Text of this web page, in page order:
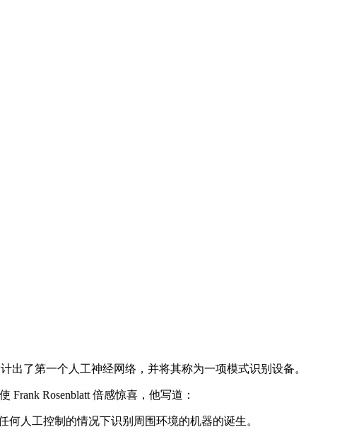
了第一个人工神经网络，并将其称为一项模式识别设备。
Rosenblatt 倍感惊喜，他写道：
人工控制的情况下识别周围环境的机器的诞生。